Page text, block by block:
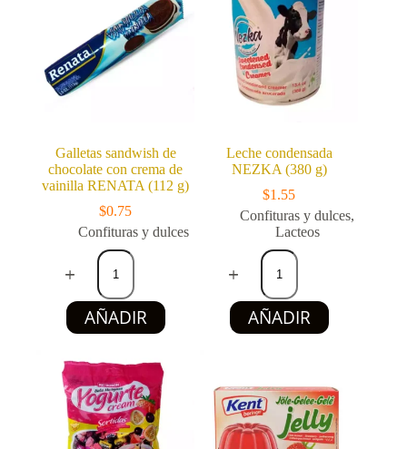
individuales
(500
g)
cantidad
cantidad
Galletas sandwish de
chocolate con crema de
vainilla RENATA (112 g)
$0.75
Confituras y dulces
Galletas
sandwish
de
chocolate
con
crema
vainilla
RENATA
(112
g)
cantidad
AÑADIR
Leche condensada
NEZKA (380 g)
$1.55
Confituras y dulces,
Lacteos
Leche
condensada
NEZKA
(380
g)
cantidad
AÑADIR